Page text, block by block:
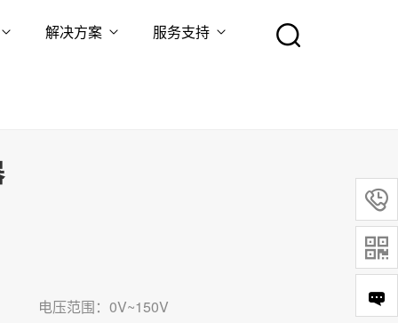
解决方案 服务支持
电压范围：0V~150V

